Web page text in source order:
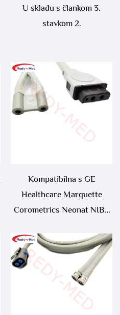
U skladu s člankom 3.
stavkom 2.
Kompatibilna s GE
Healthcare Marquette
Corometrics Neonat NIBP